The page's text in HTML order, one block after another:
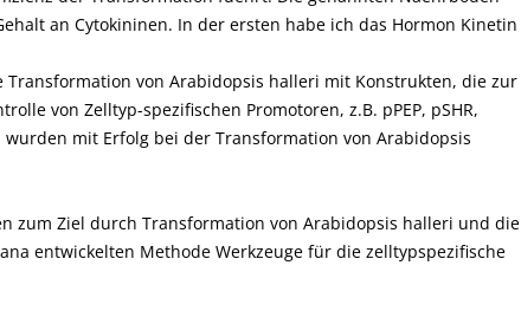
an Cytokininen. In der ersten habe ich das Hormon Kinetin
von Arabidopsis halleri mit Konstrukten, die zur
von Zelltyp-spezifischen Promotoren, z.B. pPEP, pSHR,
wurden mit Erfolg bei der Transformation von Arabidopsis
Ziel durch Transformation von Arabidopsis halleri und die
entwickelten Methode Werkzeuge für die zelltypspezifische